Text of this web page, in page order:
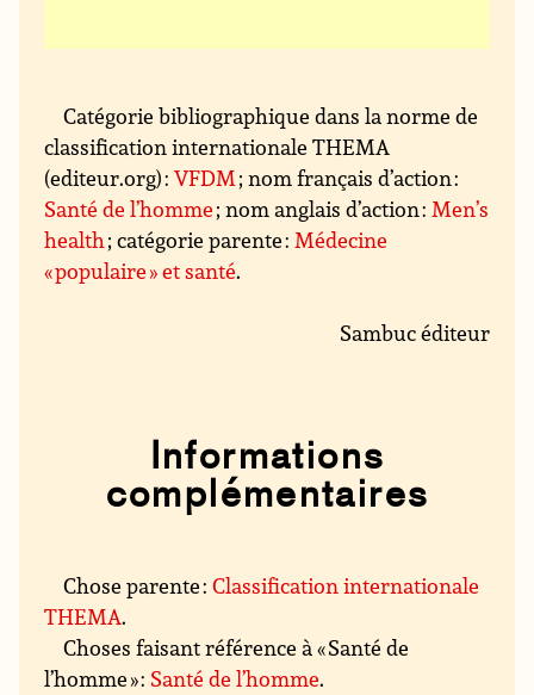
Catégorie bibliographique dans la norme de
classification internationale THEMA
(editeur.org) :VFDM; nom français d’action :
Santé de l’homme; nom anglais d’action :Men’s
health; catégorie parente :Médecine
« populaire » et santé.
Sambuc éditeur
Informations
complémentaires
Chose parente :Classification internationale
THEMA.
Choses faisant référence à « Santé de
l’homme » : Santé de l’homme.